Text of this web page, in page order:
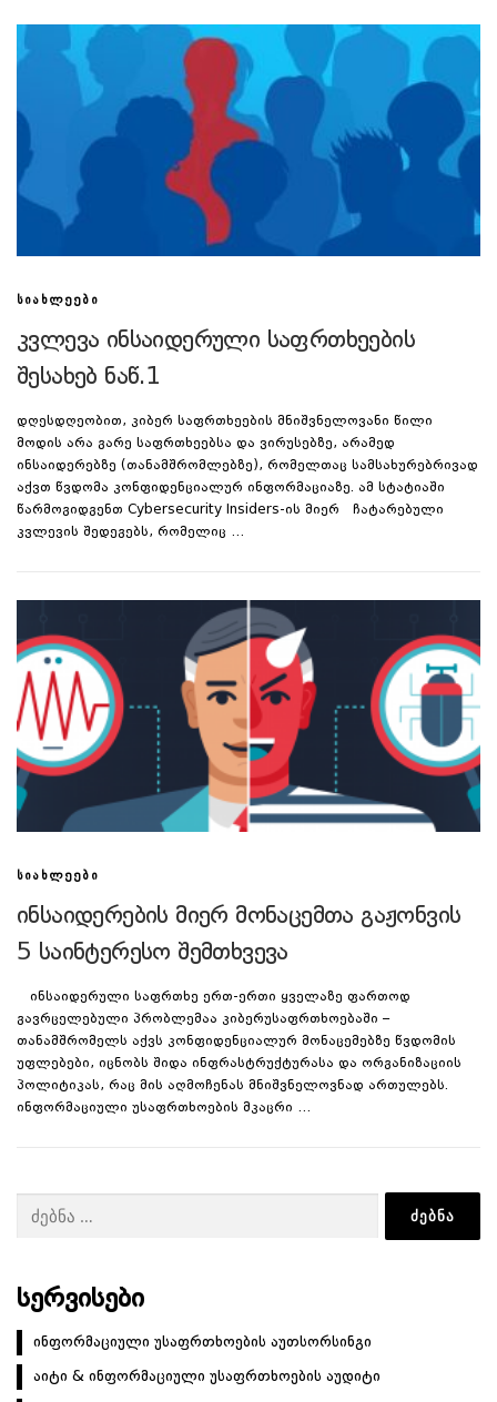
ᲡᲘᲐᲮᲚᲔᲔᲑᲘ
კვლევა ინსაიდერული საფრთხეების
შესახებ ნაწ.1
დღესდღეობით, კიბერ საფრთხეების მნიშვნელოვანი წილი
მოდის არა გარე საფრთხეებსა და ვირუსებზე, არამედ
ინსაიდერებზე (თანამშრომლებზე), რომელთაც სამსახურებრივად
აქვთ წვდომა კონფიდენციალურ ინფორმაციაზე. ამ სტატიაში
წარმოგიდგენთ Cybersecurity Insiders-ის მიერ ჩატარებული
კვლევის შედეგებს, რომელიც …
ᲡᲘᲐᲮᲚᲔᲔᲑᲘ
ინსაიდერების მიერ მონაცემთა გაჟონვის
5 საინტერესო შემთხვევა
ინსაიდერული საფრთხე ერთ-ერთი ყველაზე ფართოდ
გავრცელებული პრობლემაა კიბერუსაფრთხოებაში –
თანამშრომელს აქვს კონფიდენციალურ მონაცემებზე წვდომის
უფლებები, იცნობს შიდა ინფრასტრუქტურასა და ორგანიზაციის
პოლიტიკას, რაც მის აღმოჩენას მნიშვნელოვნად ართულებს.
ინფორმაციული უსაფრთხოების მკაცრი …
ძებნა:
ᲡᲔᲠᲕᲘᲡᲔᲑᲘ
ინფორმაციული უსაფრთხოების აუთსორსინგი
აიტი & ინფორმაციული უსაფრთხოების აუდიტი